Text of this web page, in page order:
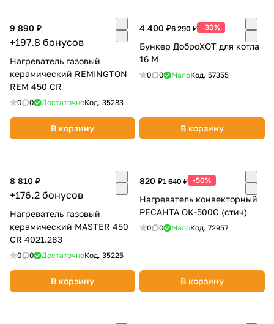
9 890 ₽
+197.8 бонусов
Нагреватель газовый
керамический REMINGTON
REM 450 CR
0 0 ДостаточноКод. 35283
В корзину
4 400 ₽6 290 ₽ -30%
Бункер ДоброХОТ для котла
16 М
0 0 МалоКод. 57355
В корзину
8 810 ₽
+176.2 бонусов
Нагреватель газовый
керамический MASTER 450
CR 4021.283
0 0 ДостаточноКод. 35225
В корзину
820 ₽1 640 ₽ -50%
Нагреватель конвекторный
РЕСАНТА ОК-500C (стич)
0 0 МалоКод. 72957
В корзину
25
недели
Остались вопросы?
plait.ru